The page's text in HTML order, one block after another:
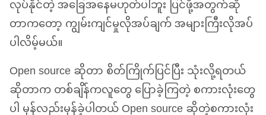
လုပ်နိုင်တဲ့ အခြေအနေမဟုတ်ပါဘူး ပြင်ဖို့အတွက်ဆို
တာကတော့ ကျွမ်းကျင်မှုလိုအပ်ချက် အများကြီးလိုအပ်
ပါလိမ့်မယ်။
Open source ဆိုတာ စိတ်ကြိုက်ပြင်ပြီး သုံးလို့ရတယ်
ဆိုတာက တစ်ချိန်ကလူတွေ ပြောခဲ့ကြတဲ့ စကားလုံးတွေ
ပါ မှန်လည်းမှန်ခဲ့ပါတယ် Open source ဆိုတဲ့စကားလုံး